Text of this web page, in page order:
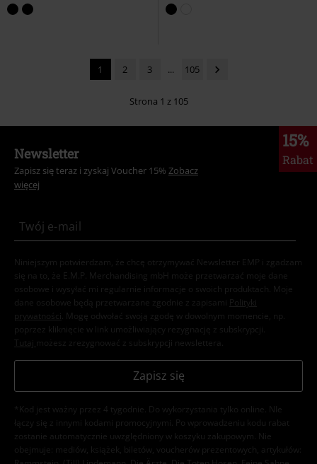
1 2 3 ... 105
Strona 1 z 105
15%
Rabat
Newsletter
Zapisz się teraz i zyskaj Voucher 15% Zobacz
więcej
Niniejszym potwierdzam, że chcę otrzymywać Newsletter EMP i zgadzam
się na to, że E.M.P. Merchandising mbH może przetwarzać moje dane
osobowe i wysyłać mi regularnie informacje o swoich produktach. Moje
dane osobowe będą przetwarzane zgodnie z zapisami
Polityki
prywatności . Mogę odwołać swoją zgodę w dowolnym momencie, np.
poprzez kliknięcie w link umożliwiający rezygnację z subskrypcji.
Tutaj możesz zrezygnować z subskrypcji newslettera.
Zapisz się
*Kod jest ważny przez 4 tygodnie. Do wykorzystania tylko online. NIe
łączy się z innymi kodami promocyjnymi. Po wprowadzeniu kodu rabat
zostanie automatycznie uwzględniony w koszyku zakupowym. Nie
obejmuje: mediów, książek, biletów, voucherów prezentowych, artykułów: